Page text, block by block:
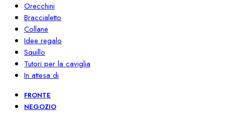
Orecchini
Braccialetto
Collane
Idee regalo
Squillo
Tutori per la caviglia
In attesa di
FRONTE
NEGOZIO